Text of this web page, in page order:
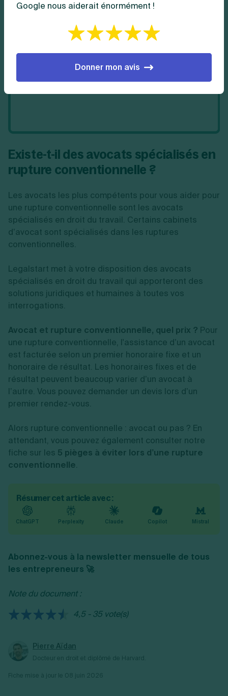
Existe-t-il des avocats spécialisés en
rupture conventionnelle ?
Les avocats les plus compétents pour vous aider pour
une rupture conventionnelle sont les avocats
spécialisés en droit du travail. Certains cabinets
d’avocat sont spécialisés dans les ruptures
conventionnelles.
Legalstart met à votre disposition des avocats
spécialisés en droit du travail qui apporteront des
solutions juridiques et humaines à toutes vos
interrogations.
Avocat et rupture conventionnelle, quel prix ? Pour
une rupture conventionnelle, l'assistance d’un avocat
est facturée selon un premier honoraire fixe et un
honoraire de résultat. Les honoraires fixes et de
résultat peuvent beaucoup varier d’un avocat à
l’autre. Vous pouvez demander un devis lors d’un
premier rendez-vous.
Alors rupture conventionnelle : avocat ou pas ? En
attendant, vous pouvez également consulter notre
fiche sur les 5 pièges à éviter lors d’une rupture
conventionnelle.
Résumer cet article avec :
ChatGPT Perplexity Claude Copilot Mistral
Abonnez-vous à la newsletter mensuelle de tous
les entrepreneurs 🚀
Note du document :
4,5 - 35 vote(s)
Pierre Aïdan
Google nous aiderait énormément !
Donner mon avis